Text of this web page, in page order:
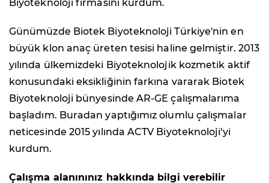
Biyoteknoloji firmasını kurdum.
Günümüzde Biotek Biyoteknoloji Türkiye'nin en
büyük klon anaç üreten tesisi haline gelmiştir. 2013
yılında ülkemizdeki Biyoteknolojik kozmetik aktif
konusundaki eksikliğinin farkına vararak Biotek
Biyoteknoloji bünyesinde AR-GE çalışmalarıma
başladım. Buradan yaptığımız olumlu çalışmalar
neticesinde 2015 yılında ACTV Biyoteknoloji'yi
kurdum.
Çalışma alanınınız hakkında bilgi verebilir